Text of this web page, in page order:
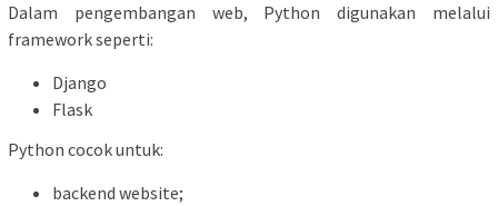
Dalam pengembangan web, Python digunakan melalui
framework seperti:
Django
Flask
Python cocok untuk:
backend website;